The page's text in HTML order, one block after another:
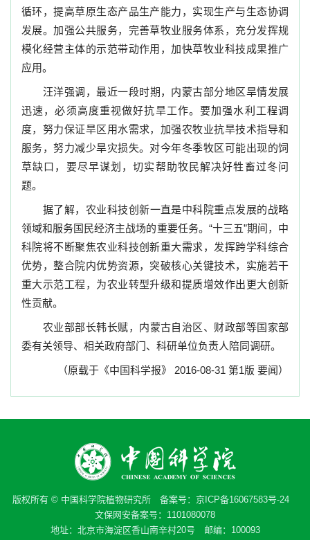
循环，提高草原生态产品生产能力，实现生产与生态协调
发展。加强公共服务，完善草牧业服务体系，充分发挥规
模化经营主体的示范带动作用，加快草牧业科技成果推广
应用。
汪洋强调，最近一段时期，内蒙古部分地区旱情发展
迅速，必须高度重视做好抗旱工作。要加强水利工程调
度，努力保证旱区用水需求，加强农牧业抗旱技术指导和
服务，努力减少旱灾损失。对今年冬季牧区可能出现的饲
草缺口，要尽早谋划，切实帮助牧民解决好牲畜过冬问
题。
据了解，农业科技创新一直是中科院重点发展的战略
领域和服务国民经济主战场的重要任务。“十三五”期间，中
科院将不断聚焦农业科技创新重大需求，发挥跨学科综合
优势，整合院内优势资源，突破核心关键技术，实施若干
重大示范工程，为农业转型升级和提质增效作出更大创新
性贡献。
农业部部长韩长赋，内蒙古自治区、财政部等国家部
委有关领导、相关政府部门、科研单位负责人陪同调研。
（原载于《中国科学报》 2016-08-31 第1版 要闻）
版权所有 © 中国科学院植物研究所 备案号： 京ICP备16067583号-24
文保网安备案号：1101080078
地址：北京市海淀区香山南辛村20号 邮编：100093